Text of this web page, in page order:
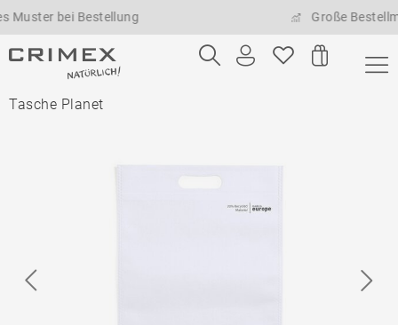
bei Bestellung Große
Tasche Planet